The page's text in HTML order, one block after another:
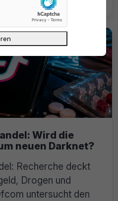
Wird die
neuen Darknet?
Recherche deckt
Drogen und
untersucht den